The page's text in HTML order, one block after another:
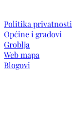
Politika privatnosti
Općine i gradovi
Groblja
Web mapa
Blogovi